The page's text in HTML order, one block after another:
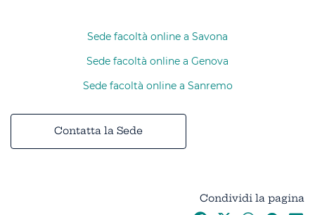
Sede facoltà online a Savona
Sede facoltà online a Genova
Sede facoltà online a Sanremo
Contatta la Sede
Condividi la pagina